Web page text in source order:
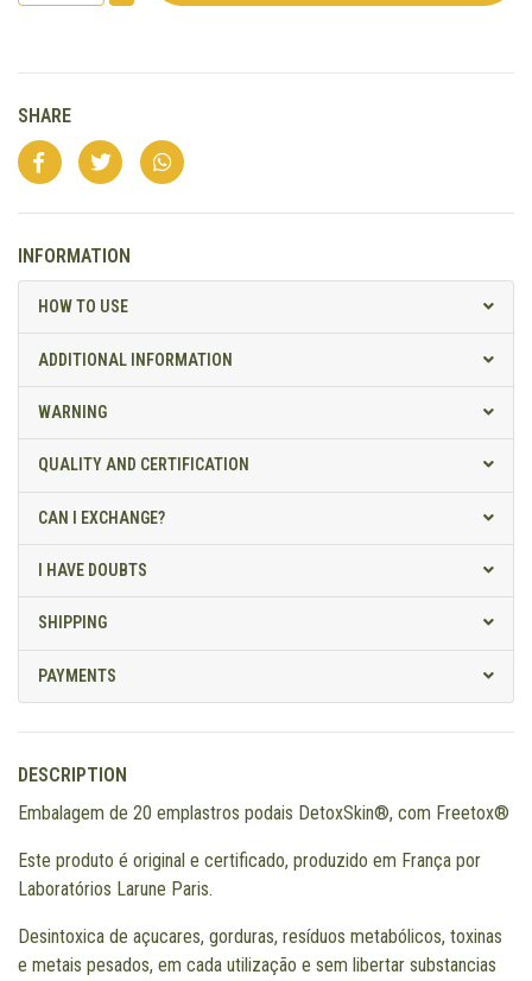
SHARE
INFORMATION
HOW TO USE
ADDITIONAL INFORMATION
WARNING
QUALITY AND CERTIFICATION
CAN I EXCHANGE?
I HAVE DOUBTS
SHIPPING
PAYMENTS
DESCRIPTION
Embalagem de 20 emplastros podais DetoxSkin®, com Freetox®
Este produto é original e certificado, produzido em França por
Laboratórios Larune Paris.
Desintoxica de açucares, gorduras, resíduos metabólicos, toxinas
e metais pesados, em cada utilização e sem libertar substancias